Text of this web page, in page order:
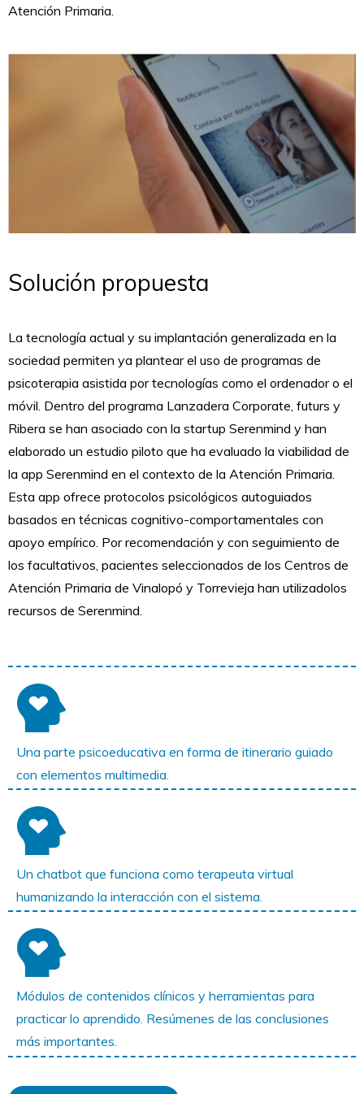
Atención Primaria.
Solución propuesta
La tecnología actual y su implantación generalizada en la
sociedad permiten ya plantear el uso de programas de
psicoterapia asistida por tecnologías como el ordenador o el
móvil. Dentro del programa Lanzadera Corporate, futurs y
Ribera se han asociado con la startup Serenmind y han
elaborado un estudio piloto que ha evaluado la viabilidad de
la app Serenmind en el contexto de la Atención Primaria.
Esta app ofrece protocolos psicológicos autoguiados
basados en técnicas cognitivo-comportamentales con
apoyo empírico. Por recomendación y con seguimiento de
los facultativos, pacientes seleccionados de los Centros de
Atención Primaria de Vinalopó y Torrevieja han utilizadolos
recursos de Serenmind.
Una parte psicoeducativa en forma de itinerario guiado
con elementos multimedia.
Un chatbot que funciona como terapeuta virtual
humanizando la interacción con el sistema.
Módulos de contenidos clínicos y herramientas para
practicar lo aprendido. Resúmenes de las conclusiones
más importantes.